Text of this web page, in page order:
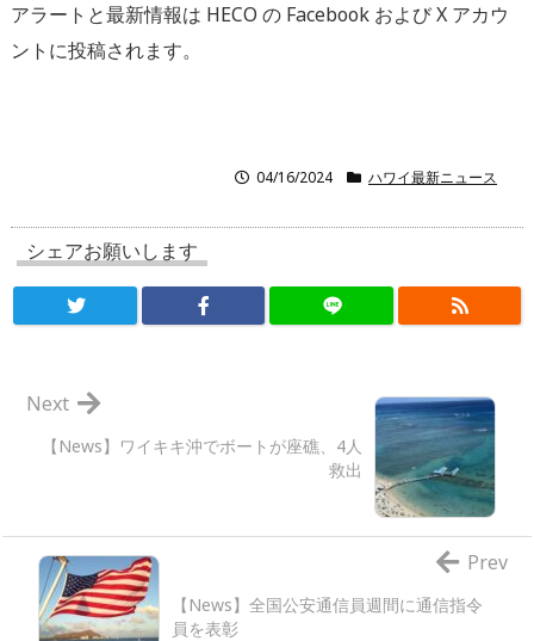
アラートと最新情報は HECO の Facebook および X アカウ
ントに投稿されます。
04/16/2024 ハワイ最新ニュース
シェアお願いします
【News】ワイキキ沖でボートが座礁、4人
救出
Next
【News】全国公安通信員週間に通信指令
員を表彰
Prev